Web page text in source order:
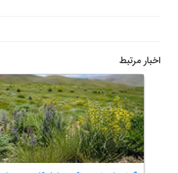
اخبار مرتبط